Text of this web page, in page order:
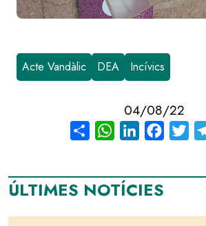
Acte Vandàlic DEA Incívics
04/08/22
Share WhatsAppLinkedIn
ÚLTIMES NOTÍCIES